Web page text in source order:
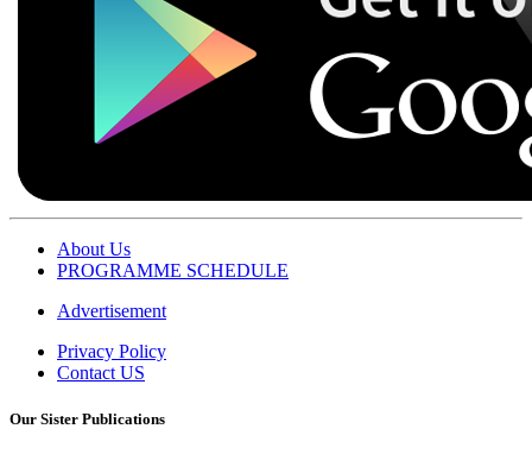
About Us
PROGRAMME SCHEDULE
Advertisement
Privacy Policy
Contact US
Our Sister Publications